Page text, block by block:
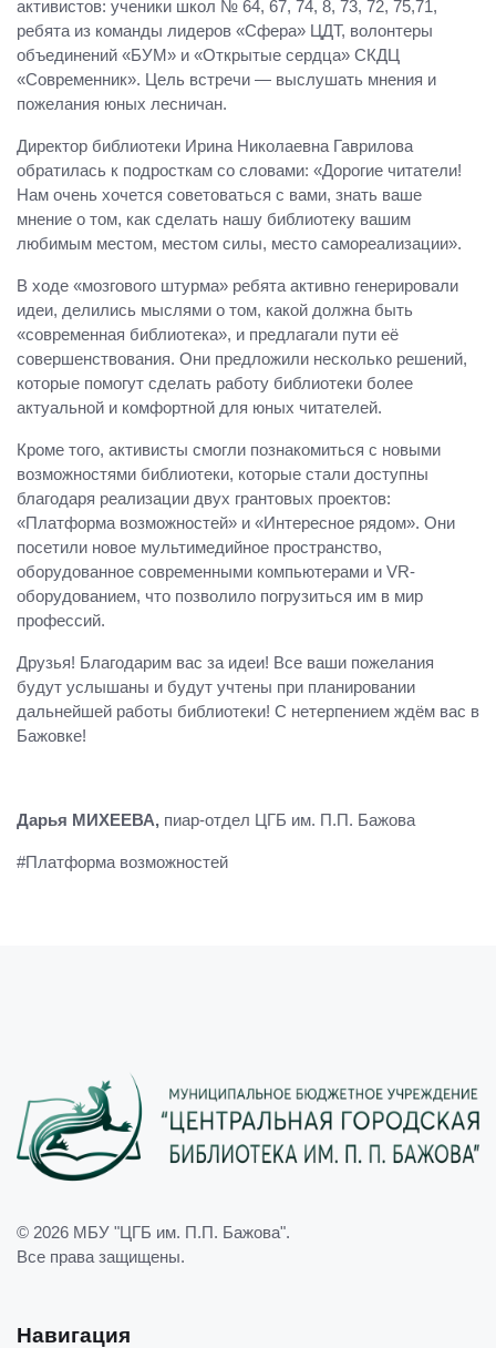
активистов: ученики школ № 64, 67, 74, 8, 73, 72, 75,71,
ребята из команды лидеров «Сфера» ЦДТ, волонтеры
объединений «БУМ» и «Открытые сердца» СКДЦ
«Современник». Цель встречи — выслушать мнения и
пожелания юных лесничан.
Директор библиотеки Ирина Николаевна Гаврилова
обратилась к подросткам со словами: «Дорогие читатели!
Нам очень хочется советоваться с вами, знать ваше
мнение о том, как сделать нашу библиотеку вашим
любимым местом, местом силы, место самореализации».
В ходе «мозгового штурма» ребята активно генерировали
идеи, делились мыслями о том, какой должна быть
«современная библиотека», и предлагали пути её
совершенствования. Они предложили несколько решений,
которые помогут сделать работу библиотеки более
актуальной и комфортной для юных читателей.
Кроме того, активисты смогли познакомиться с новыми
возможностями библиотеки, которые стали доступны
благодаря реализации двух грантовых проектов:
«Платформа возможностей» и «Интересное рядом». Они
посетили новое мультимедийное пространство,
оборудованное современными компьютерами и VR-
оборудованием, что позволило погрузиться им в мир
профессий.
Друзья! Благодарим вас за идеи! Все ваши пожелания
будут услышаны и будут учтены при планировании
дальнейшей работы библиотеки! С нетерпением ждём вас в
Бажовке!
Дарья МИХЕЕВА, пиар-отдел ЦГБ им. П.П. Бажова
#Платформа возможностей
© 2026 МБУ "ЦГБ им. П.П. Бажова".
Все права защищены.
Навигация